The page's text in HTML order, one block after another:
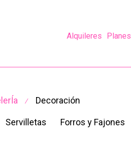
Alquileres Planes
⁄ Decoración
Servilletas Forros y Fajones